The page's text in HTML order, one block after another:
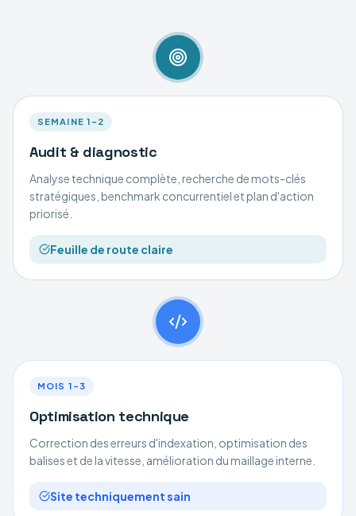
SEMAINE 1–2
Audit & diagnostic
Analyse technique complète, recherche de mots-clés
stratégiques, benchmark concurrentiel et plan d'action
priorisé.
Feuille de route claire
MOIS 1–3
Optimisation technique
Correction des erreurs d'indexation, optimisation des
balises et de la vitesse, amélioration du maillage interne.
Site techniquement sain